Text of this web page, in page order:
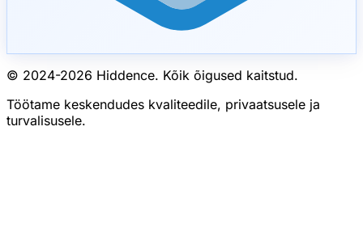
© 2024-2026 Hiddence. Kõik õigused kaitstud.
Töötame keskendudes kvaliteedile, privaatsusele ja
turvalisusele.